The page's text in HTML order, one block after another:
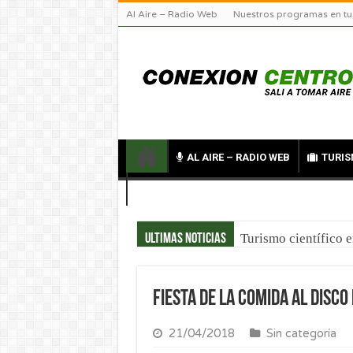
Al Aire – Radio Web Nuestros programas en
AL AIRE – RADIO WEB
Ultimas noticias Turismo científico
Fiesta de la Comida al
21/04/2018 Sin categoría